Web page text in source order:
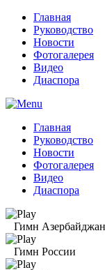
Главная
Руководство
Новости
Фотогалерея
Видео
Диаспора
Главная
Руководство
Новости
Фотогалерея
Видео
Диаспора
Гимн
Гимн России